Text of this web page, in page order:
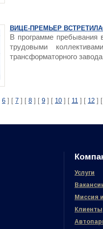
ВИЦЕ-ПРЕМЬЕР
В программе пребывания
трудовыми
трансформаторного
6 ] [ 7 ] [ 8 ] [ 9 ] [ 10 ] [ 11 ] [ 12 ] [
Услуги
Миссия
Клиенты